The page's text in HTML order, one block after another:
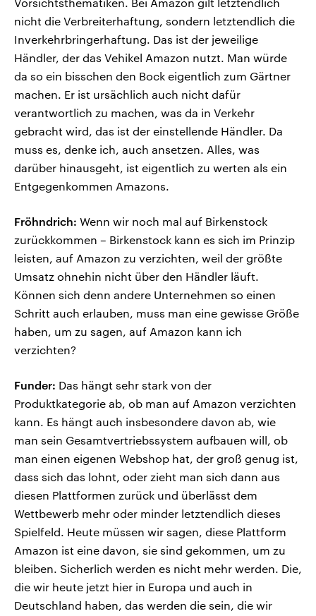
Vorsichtsthematiken. Bei Amazon gilt letztendlich
nicht die Verbreiterhaftung, sondern letztendlich die
Inverkehrbringerhaftung. Das ist der jeweilige
Händler, der das Vehikel Amazon nutzt. Man würde
da so ein bisschen den Bock eigentlich zum Gärtner
machen. Er ist ursächlich auch nicht dafür
verantwortlich zu machen, was da in Verkehr
gebracht wird, das ist der einstellende Händler. Da
muss es, denke ich, auch ansetzen. Alles, was
darüber hinausgeht, ist eigentlich zu werten als ein
Entgegenkommen Amazons.
Fröhndrich: Wenn wir noch mal auf Birkenstock
zurückkommen – Birkenstock kann es sich im Prinzip
leisten, auf Amazon zu verzichten, weil der größte
Umsatz ohnehin nicht über den Händler läuft.
Können sich denn andere Unternehmen so einen
Schritt auch erlauben, muss man eine gewisse Größe
haben, um zu sagen, auf Amazon kann ich
verzichten?
Funder: Das hängt sehr stark von der
Produktkategorie ab, ob man auf Amazon verzichten
kann. Es hängt auch insbesondere davon ab, wie
man sein Gesamtvertriebssystem aufbauen will, ob
man einen eigenen Webshop hat, der groß genug ist,
dass sich das lohnt, oder zieht man sich dann aus
diesen Plattformen zurück und überlässt dem
Wettbewerb mehr oder minder letztendlich dieses
Spielfeld. Heute müssen wir sagen, diese Plattform
Amazon ist eine davon, sie sind gekommen, um zu
bleiben. Sicherlich werden es nicht mehr werden. Die,
die wir heute jetzt hier in Europa und auch in
Deutschland haben, das werden die sein, die wir